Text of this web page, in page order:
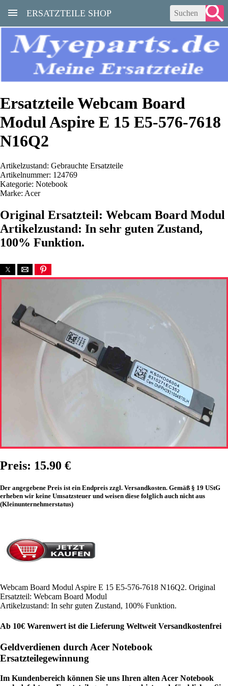
ERSATZTEILE SHOP
Ersatzteile Webcam Board
Modul Aspire E 15 E5-576-7618
N16Q2
Artikelzustand: Gebrauchte Ersatzteile
Artikelnummer: 124769
Kategorie: Notebook
Marke: Acer
Original Ersatzteil: Webcam Board Modul
Artikelzustand: In sehr guten Zustand,
100% Funktion.
Preis: 15.90 €
Der angegebene Preis ist ein Endpreis zzgl. Versandkosten. Gemäß § 19 UStG
erheben wir keine Umsatzsteuer und weisen diese folglich auch nicht aus
(Kleinunternehmerstatus)
Webcam Board Modul Aspire E 15 E5-576-7618 N16Q2. Original
Ersatzteil: Webcam Board Modul
Artikelzustand: In sehr guten Zustand, 100% Funktion.
Ab 10€ Warenwert ist die Lieferung Weltweit Versandkostenfrei
Geldverdienen durch Acer Notebook
Ersatzteilegewinnung
Im Kundenbereich können Sie uns Ihren alten Acer Notebook